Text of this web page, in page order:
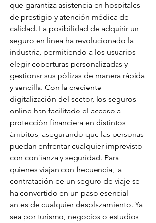
que garantiza asistencia en hospitales
de prestigio y atención médica de
calidad. La posibilidad de adquirir un
seguro en linea ha revolucionado la
industria, permitiendo a los usuarios
elegir coberturas personalizadas y
gestionar sus pólizas de manera rápida
y sencilla. Con la creciente
digitalización del sector, los seguros
online han facilitado el acceso a
protección financiera en distintos
ámbitos, asegurando que las personas
puedan enfrentar cualquier imprevisto
con confianza y seguridad. Para
quienes viajan con frecuencia, la
contratación de un seguro de viaje se
ha convertido en un paso esencial
antes de cualquier desplazamiento. Ya
sea por turismo, negocios o estudios